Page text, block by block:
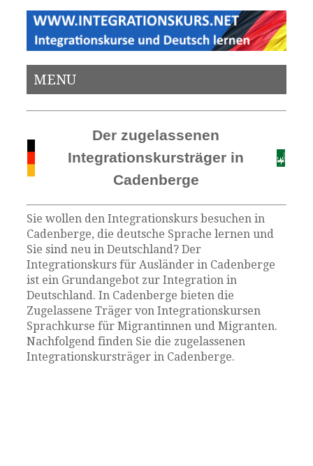
MENU
Der zugelassenen
Integrationskursträger in
Cadenberge
Sie wollen den Integrationskurs besuchen in
Cadenberge, die deutsche Sprache lernen und
Sie sind neu in Deutschland? Der
Integrationskurs für Ausländer in Cadenberge
ist ein Grundangebot zur Integration in
Deutschland. In Cadenberge bieten die
Zugelassene Träger von Integrationskursen
Sprachkurse für Migrantinnen und Migranten.
Nachfolgend finden Sie die zugelassenen
Integrationskursträger in Cadenberge.